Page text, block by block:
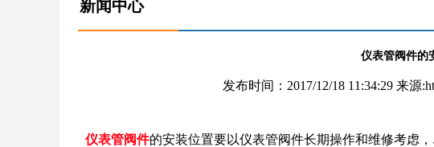
新闻中心
仪表管阀件的
发布时间：2017/12/18 11:34:29 来源
仪表管阀件的安装位置要以仪表管阀件长期操作和维修考虑